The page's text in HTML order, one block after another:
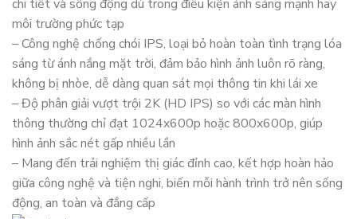
chi tiết và sống động dù trong điều kiện ánh sáng mạnh hay
môi trường phức tạp
– Công nghệ chống chói IPS, loại bỏ hoàn toàn tình trạng lóa
sáng từ ánh nắng mặt trời, đảm bảo hình ảnh luôn rõ ràng,
không bị nhòe, dễ dàng quan sát mọi thông tin khi lái xe
– Độ phân giải vượt trội 2K (HD IPS) so với các màn hình
thông thường chỉ đạt 1024x600p hoặc 800x600p, giúp
hình ảnh sắc nét gấp nhiều lần
– Mang đến trải nghiệm thị giác đỉnh cao, kết hợp hoàn hảo
giữa công nghệ và tiện nghi, biến mỗi hành trình trở nên sống
động, an toàn và đẳng cấp